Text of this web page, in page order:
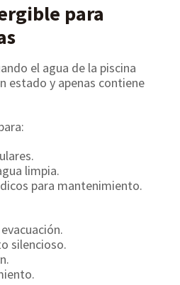
para
el agua de la piscina
estado y apenas contiene
limpia.
para mantenimiento.
silencioso.